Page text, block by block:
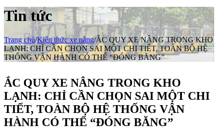
Tin tức
Trang chủ/Kiến thức xe nâng/ẮC QUY XE NÂNG TRONG KHO
LẠNH: CHỈ CẦN CHỌN SAI MỘT CHI TIẾT, TOÀN BỘ HỆ
THỐNG VẬN HÀNH CÓ THỂ “ĐÓNG BĂNG”
ẮC QUY XE NÂNG TRONG KHO
LẠNH: CHỈ CẦN CHỌN SAI MỘT CHI
TIẾT, TOÀN BỘ HỆ THỐNG VẬN
HÀNH CÓ THỂ “ĐÓNG BĂNG”